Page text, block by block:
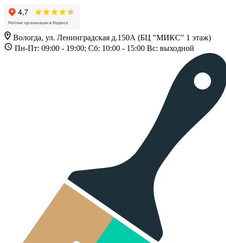
Вологда, ул. Ленинградская д.150А (БЦ "МИКС" 1 этаж)
Пн-Пт: 09:00 - 19:00; Сб: 10:00 - 15:00 Вс: выходной